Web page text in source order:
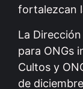
fortalezcan
La
para ONGs
Cultos y
de